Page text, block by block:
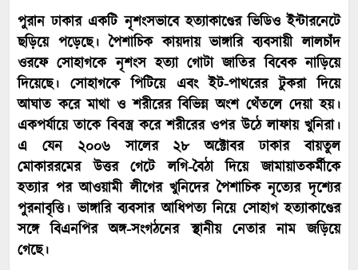
পুরান ঢাকার একটি নৃশংসভাবে হত্যাকাণ্ডের ভিডিও ইন্টারনেটে
ছড়িয়ে পড়েছে। পৈশাচিক কায়দায় ভাঙ্গারি ব্যবসায়ী লালচাঁদ
ওরফে সোহাগকে নৃশংস হত্যা গোটা জাতির বিবেক নাড়িয়ে
দিয়েছে। সোহাগকে পিটিয়ে এবং ইট-পাথরের টুকরা দিয়ে
আঘাত করে মাথা ও শরীরের বিভিন্ন অংশ থেঁতলে দেয়া হয়।
একপর্যায়ে তাকে বিবস্ত্র করে শরীরের ওপর উঠে লাফায় খুনিরা।
এ যেন ২০০৬ সালের ২৮ অক্টোবর ঢাকার বায়তুল
মোকাররমের উত্তর গেটে লগি-বৈঠা দিয়ে জামায়াতকর্মীকে
হত্যার পর আওয়ামী লীগের খুনিদের পৈশাচিক নৃত্যের দৃশ্যের
পুরনাবৃত্তি। ভাঙ্গারি ব্যবসার আধিপত্য নিয়ে সোহাগ হত্যাকাণ্ডের
সঙ্গে বিএনপির অঙ্গ-সংগঠনের স্থানীয় নেতার নাম জড়িয়ে
গেছে।